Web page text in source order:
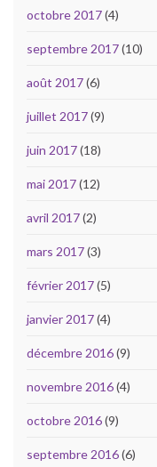
octobre 2017(4)
septembre 2017(10)
août 2017(6)
juillet 2017(9)
juin 2017(18)
mai 2017(12)
avril 2017(2)
mars 2017(3)
février 2017(5)
janvier 2017(4)
décembre 2016(9)
novembre 2016(4)
octobre 2016(9)
septembre 2016(6)